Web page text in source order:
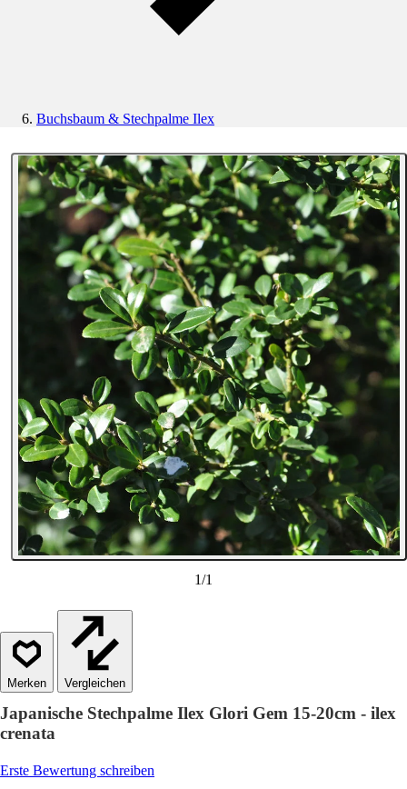
Buchsbaum & Stechpalme Ilex
1/1
Vergleichen
Japanische Stechpalme Ilex Glori Gem 15-20cm - ilex
crenata
Erste Bewertung schreiben